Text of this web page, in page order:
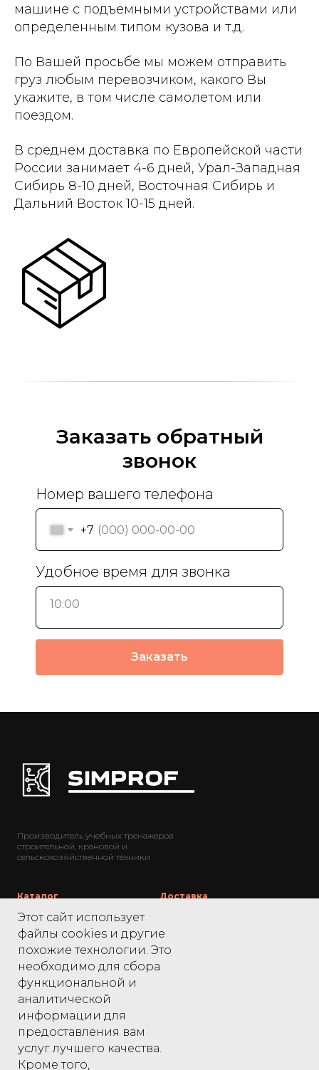
машине с подъемными устройствами или
определенным типом кузова и т.д.
По Вашей просьбе мы можем отправить
груз любым перевозчиком, какого Вы
укажите, в том числе самолетом или
поездом.
В среднем доставка по Европейской части
России занимает 4-6 дней, Урал-Западная
Сибирь 8-10 дней, Восточная Сибирь и
Дальний Восток 10-15 дней.
Заказать обратный
звонок
Номер вашего телефона
+7
Удобное время для звонка
10:00
Заказать
Производитель учебных тренажеров
строительной, крановой и
сельскохозяйственной техники
Каталог
Экскаваторы
Бульдозеры
Краны
Погрузчики
Тракторы
Комбайны
Доставка
Техподдержка
Этот сайт использует
файлы cookies и другие
похожие технологии. Это
необходимо для сбора
функциональной и
аналитической
информации для
предоставления вам
услуг лучшего качества.
Кроме того,